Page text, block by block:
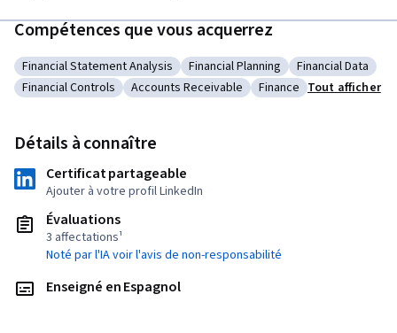
Compétences que vous acquerrez
Catégorie : Financial Statement Analysis
Financial Statement Analysis Catégorie : Financial Planning
Financial Planning Catégorie :
Financial Data
Catégorie : Financial Controls
Financial Controls Catégorie : Accounts Receivable
Accounts Receivable Catégorie : Finance
Finance Tout afficher
Détails à connaître
Certificat partageable
Ajouter à votre profil LinkedIn
Évaluations
3 affectations¹
Noté par l'IA voir l'avis de non-responsabilité
Enseigné en Espagnol